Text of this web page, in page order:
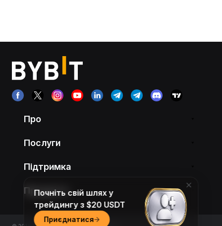
Про
Послуги
Підтримка
Продукти
Почніть свій шлях у
трейдингу з $20 USDT
Приєднатися